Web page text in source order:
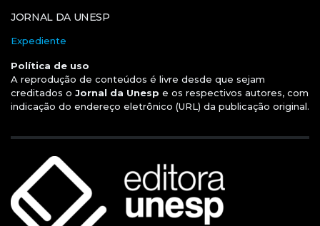
JORNAL DA UNESP
Expediente
Política de uso
A reprodução de conteúdos é livre desde que sejam
creditados o Jornal da Unesp e os respectivos autores, com
indicação do endereço eletrônico (URL) da publicação original.